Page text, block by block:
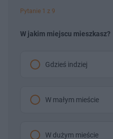
Pytanie 1 z 9
W jakim miejscu mieszkasz?
Gdzieś indziej
W małym mieście
W dużym mieście